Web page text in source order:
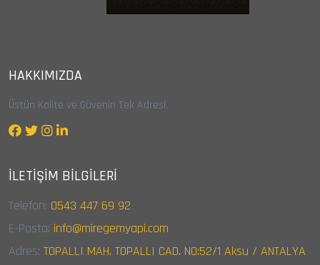
HAKKIMIZDA
Üstün Kalite ve Güvenin Tek Adresi.
İLETIŞIM BILGILERI
Telefon: 0543 447 69 92
E-Posta: info@miregemyapi.com
Adres: TOPALLI MAH. TOPALLI CAD. NO:52/1 Aksu / ANTALYA